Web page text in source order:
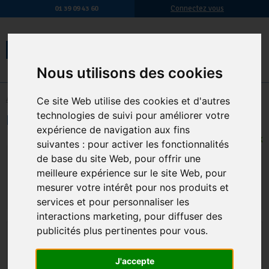
Nous utilisons des cookies
Ce site Web utilise des cookies et d'autres
technologies de suivi pour améliorer votre
expérience de navigation aux fins
suivantes : pour activer les fonctionnalités
de base du site Web, pour offrir une
meilleure expérience sur le site Web, pour
mesurer votre intérêt pour nos produits et
services et pour personnaliser les
interactions marketing, pour diffuser des
publicités plus pertinentes pour vous.
J'accepte
01 39 09 43 60 Connectez vous
-Hygiène des sanitaires-Entretien des sanitaires
Deobloc Wc Eau Bleue Lot De 2 Bloc
EN STOCK
:
5,36 € HT 6,43 € TTC
AJOUTER AU PANIER